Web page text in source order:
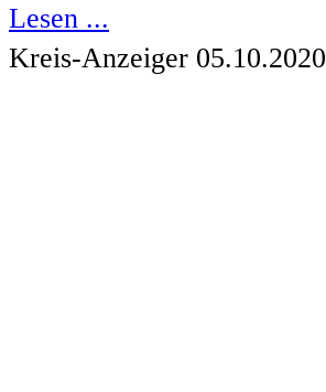
Lesen ...
Kreis-Anzeiger 05.10.2020